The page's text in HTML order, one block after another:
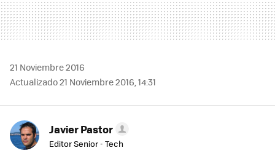
21 Noviembre 2016
Actualizado 21 Noviembre 2016, 14:31
Javier Pastor
Editor Senior - Tech